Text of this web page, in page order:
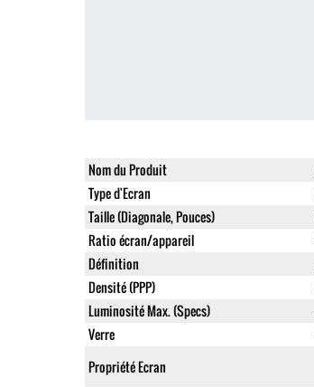
Nom du Produit
Type d'Ecran
Taille (Diagonale, Pouces)
Ratio écran/appareil
Définition
Densité (PPP)
Luminosité Max. (Specs)
Verre
Propriété Ecran